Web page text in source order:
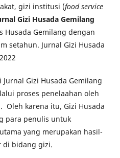
gizi institusi (food service
Gizi Husada Gemilang
Husada Gemilang dengan
setahun. Jurnal Gizi Husada
Gizi Husada Gemilang
proses penelaahan oleh
Oleh karena itu, Gizi Husada
para penulis untuk
yang merupakan hasil-
di bidang gizi.